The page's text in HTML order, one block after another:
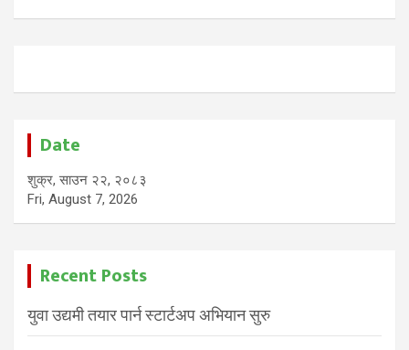
Date
शुक्र, साउन २२, २०८३
Fri, August 7, 2026
Recent Posts
युवा उद्यमी तयार पार्न स्टार्टअप अभियान सुरु